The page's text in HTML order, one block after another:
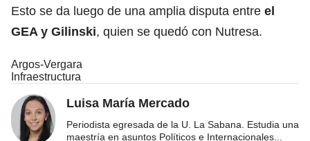
Esto se da luego de una amplia disputa entre el
GEA y Gilinski, quien se quedó con Nutresa.
Argos-Vergara
Infraestructura
Luisa María Mercado
Periodista egresada de la U. La Sabana. Estudia una
maestría en asuntos Políticos e Internacionales